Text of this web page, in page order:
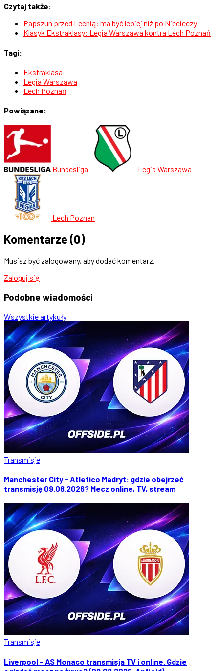
Czytaj także:
Papszun przed Lechią: ma być lepiej niż po Niecieczy
Klasyk Ekstraklasy: Legia Warszawa kontra Lech Poznań
Tagi:
Ekstraklasa
Legia Warszawa
Lech Poznań
Powiązane:
Bundesliga Legia Warszawa
Lech Poznan
Komentarze (0)
Musisz być zalogowany, aby dodać komentarz.
Zaloguj się
Podobne wiadomości
Wszystkie artykuły
Transmisje
Manchester City - Atletico Madryt: gdzie obejrzeć
transmisję 09.08.2026? Mecz online, TV, stream
Transmisje
Liverpool - AS Monaco transmisja TV i online. Gdzie